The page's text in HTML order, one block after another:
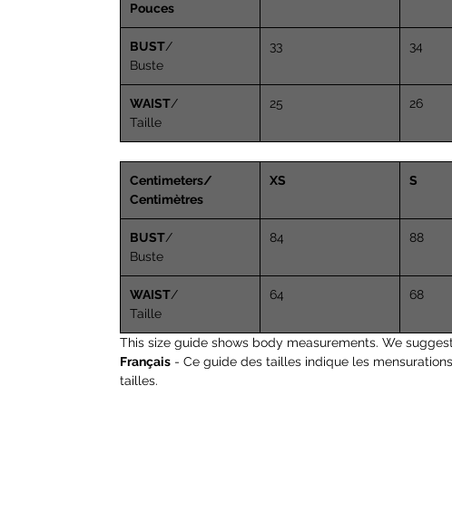
Pouces
BUST/
Buste
33 34
WAIST/
Taille
25 26
Centimeters/
Centimètres
XS S
BUST/
Buste
84 88
WAIST/
Taille
64 68
This size guide shows body measurements. We
Français - Ce guide des tailles indique les
tailles.